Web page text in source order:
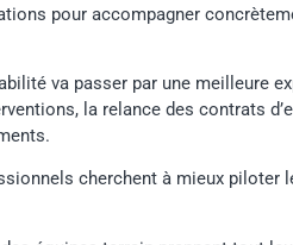
pour accompagner
va passer par une meilleure
la relance des contrats
cherchent à mieux piloter